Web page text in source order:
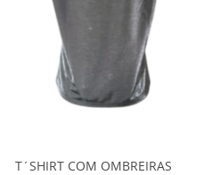
T´SHIRT COM OMBREIRAS